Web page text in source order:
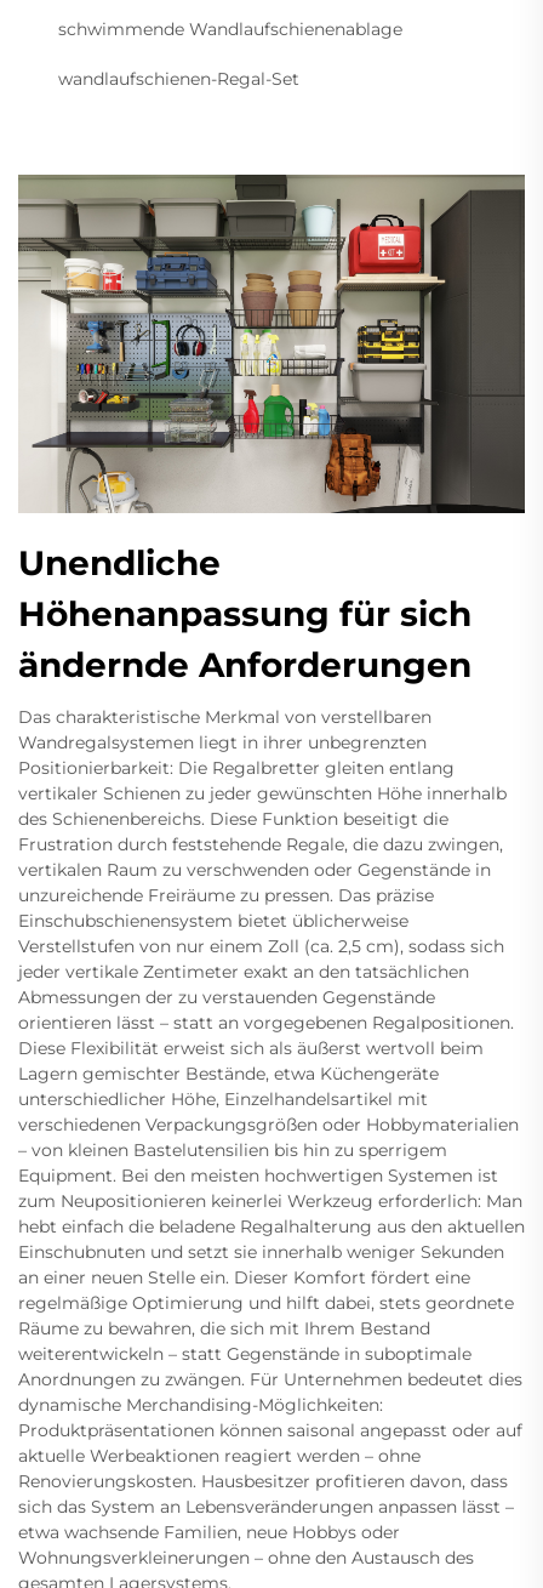
schwimmende Wandlaufschienenablage
wandlaufschienen-Regal-Set
Unendliche
Höhenanpassung für sich
ändernde Anforderungen
Das charakteristische Merkmal von verstellbaren
Wandregalsystemen liegt in ihrer unbegrenzten
Positionierbarkeit: Die Regalbretter gleiten entlang
vertikaler Schienen zu jeder gewünschten Höhe innerhalb
des Schienenbereichs. Diese Funktion beseitigt die
Frustration durch feststehende Regale, die dazu zwingen,
vertikalen Raum zu verschwenden oder Gegenstände in
unzureichende Freiräume zu pressen. Das präzise
Einschubschienensystem bietet üblicherweise
Verstellstufen von nur einem Zoll (ca. 2,5 cm), sodass sich
jeder vertikale Zentimeter exakt an den tatsächlichen
Abmessungen der zu verstauenden Gegenstände
orientieren lässt – statt an vorgegebenen Regalpositionen.
Diese Flexibilität erweist sich als äußerst wertvoll beim
Lagern gemischter Bestände, etwa Küchengeräte
unterschiedlicher Höhe, Einzelhandelsartikel mit
verschiedenen Verpackungsgrößen oder Hobbymaterialien
– von kleinen Bastelutensilien bis hin zu sperrigem
Equipment. Bei den meisten hochwertigen Systemen ist
zum Neupositionieren keinerlei Werkzeug erforderlich: Man
hebt einfach die beladene Regalhalterung aus den aktuellen
Einschubnuten und setzt sie innerhalb weniger Sekunden
an einer neuen Stelle ein. Dieser Komfort fördert eine
regelmäßige Optimierung und hilft dabei, stets geordnete
Räume zu bewahren, die sich mit Ihrem Bestand
weiterentwickeln – statt Gegenstände in suboptimale
Anordnungen zu zwängen. Für Unternehmen bedeutet dies
dynamische Merchandising-Möglichkeiten:
Produktpräsentationen können saisonal angepasst oder auf
aktuelle Werbeaktionen reagiert werden – ohne
Renovierungskosten. Hausbesitzer profitieren davon, dass
sich das System an Lebensveränderungen anpassen lässt –
etwa wachsende Familien, neue Hobbys oder
Wohnungsverkleinerungen – ohne den Austausch des
gesamten Lagersystems.